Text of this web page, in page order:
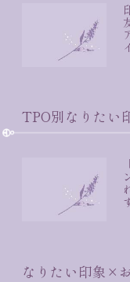
TPO別なりたい
なりたい印象×